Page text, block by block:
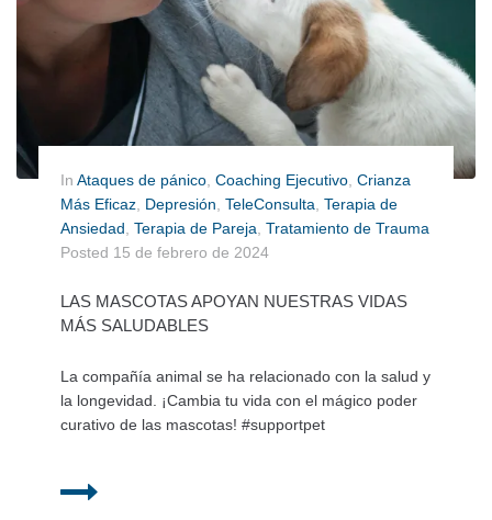
In Ataques de pánico Coaching Ejecutivo Crianza
Más Eficaz Depresión TeleConsulta Terapia de
Ansiedad Terapia de Pareja Tratamiento de Trauma
Posted 15 de febrero de 2024
LAS MASCOTAS APOYAN NUESTRAS VIDAS
MÁS SALUDABLES
La compañía animal se ha relacionado con la salud y
la longevidad. ¡Cambia tu vida con el mágico poder
curativo de las mascotas! #supportpet